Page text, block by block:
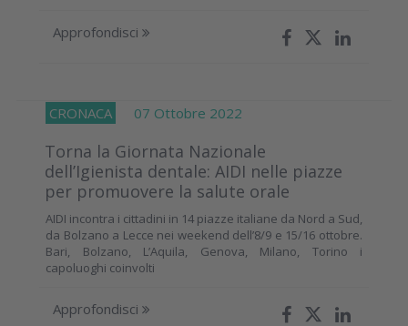
Approfondisci
CRONACA 07 Ottobre 2022
Torna la Giornata Nazionale
dell’Igienista dentale: AIDI nelle piazze
per promuovere la salute orale
AIDI incontra i cittadini in 14 piazze italiane da Nord a Sud,
da Bolzano a Lecce nei weekend dell’8/9 e 15/16 ottobre.
Bari, Bolzano, L’Aquila, Genova, Milano, Torino i
capoluoghi coinvolti
Approfondisci